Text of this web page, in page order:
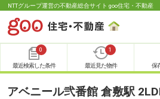
NTTグループ運営の不動産総合サイト goo住宅・不動産
0
最近検索した条件
1
最近見た物件 保
アベニール弐番館 倉敷駅